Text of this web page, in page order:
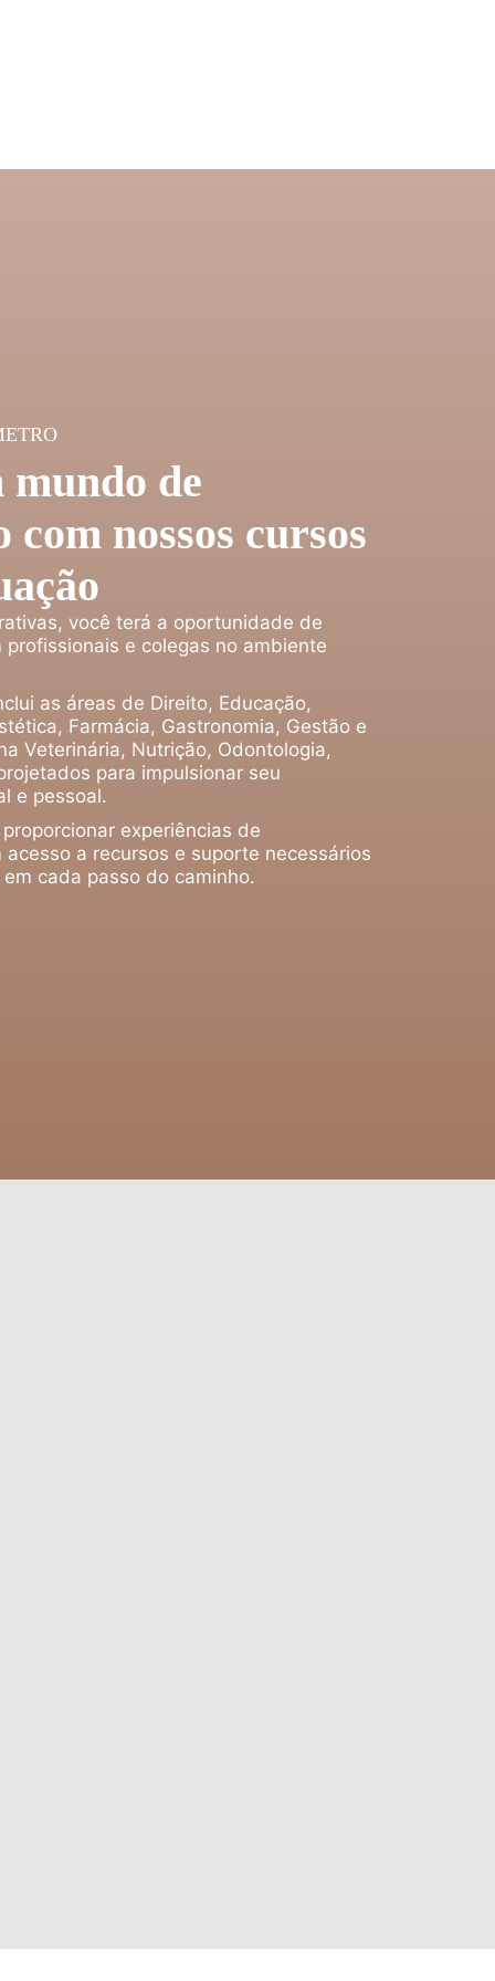
mundo de
com nossos cursos
você terá a oportunidade de
e colegas no ambiente
as áreas de Direito, Educação,
Farmácia, Gastronomia, Gestão e
Veterinária, Nutrição, Odontologia,
para impulsionar seu
e pessoal.
experiências de
a recursos e suporte necessários
cada passo do caminho.